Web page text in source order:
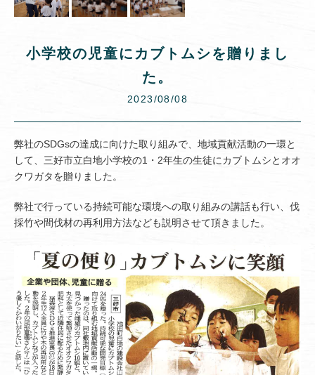
小学校の児童にカブトムシを贈りまし
た。
2023/08/08
弊社のSDGsの達成に向けた取り組みで、地域貢献活動の一環と
して、三好市立白地小学校の1・2年生の生徒にカブトムシとオオ
クワガタを贈りました。
弊社で行っている持続可能な環境への取り組みの講話も行い、伐
採竹や間伐材の再利用方法なども説明させて頂きました。